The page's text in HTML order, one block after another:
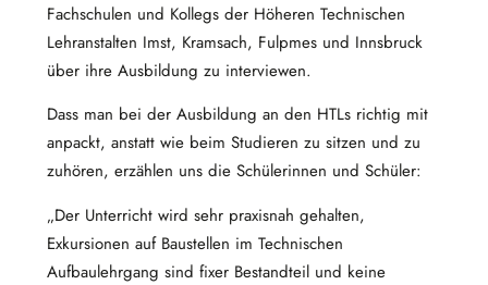
Fachschulen und Kollegs der Höheren Technischen
Lehranstalten Imst, Kramsach, Fulpmes und Innsbruck
über ihre Ausbildung zu interviewen.
Dass man bei der Ausbildung an den HTLs richtig mit
anpackt, anstatt wie beim Studieren zu sitzen und zu
zuhören, erzählen uns die Schülerinnen und Schüler:
„Der Unterricht wird sehr praxisnah gehalten,
Exkursionen auf Baustellen im Technischen
Aufbaulehrgang sind fixer Bestandteil und keine